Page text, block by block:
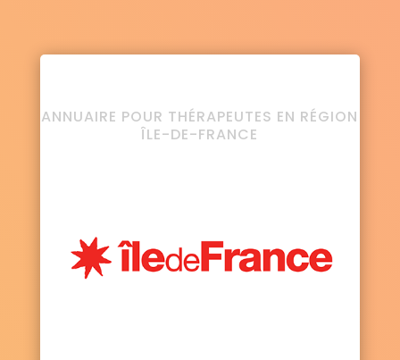
ANNUAIRE POUR THÉRAPEUTES EN RÉGION
ÎLE-DE-FRANCE